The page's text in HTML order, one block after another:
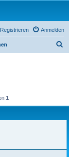
Anmelden
Registrieren
1